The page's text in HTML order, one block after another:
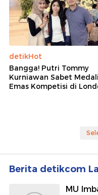
detikHot
Bangga! Putri Tommy
Kurniawan Sabet Medali
Emas Kompetisi di
Berita detikcom
MU